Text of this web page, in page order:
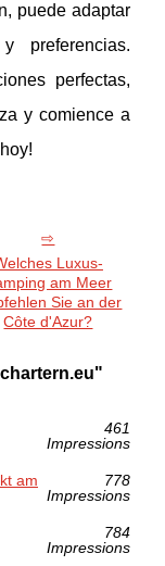
puede adaptar
preferencias.
perfectas,
y comience a
Luxus-
am Meer
Sie an der
Côte d'Azur?
461
Impressions
am
778
Impressions
784
Impressions